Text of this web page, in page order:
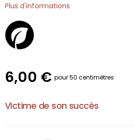
Plus d'informations
6,00 € pour 50 centimètres
Victime de son succès